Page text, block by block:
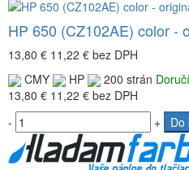
HP 650 (CZ102AE) color -
13,80 € 11,22 € bez DPH
CMY
HP 200 strán
13,80 € 11,22 € bez DPH
-
+ Do